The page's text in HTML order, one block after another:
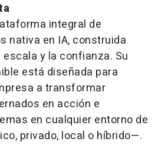
integral de
nativa en IA, construida
y la confianza. Su
está diseñada para
a transformar
en acción e
en cualquier entorno de
privado, local o híbrido—.